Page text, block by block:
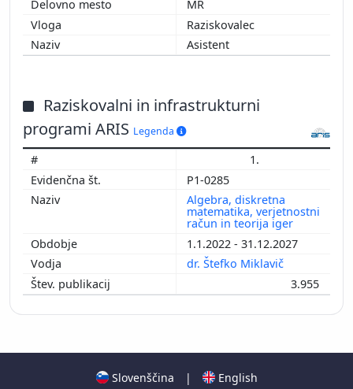
MR
Raziskovalec
Asistent
Raziskovalni in infrastrukturni
programi ARIS Legenda
1.
P1-0285
Algebra, diskretna
matematika, verjetnostni
račun in teorija iger
1.1.2022 - 31.12.2027
dr. Štefko Miklavič
3.955
Slovenščina | English